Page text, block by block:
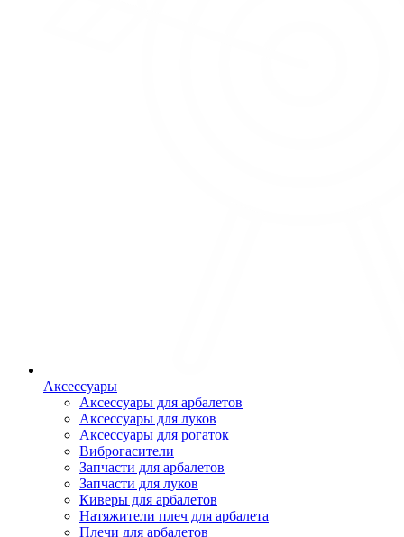
Аксессуары
Аксессуары для арбалетов
Аксессуары для луков
Аксессуары для рогаток
Виброгасители
Запчасти для арбалетов
Запчасти для луков
Киверы для арбалетов
Натяжители плеч для арбалета
Плечи для арбалетов